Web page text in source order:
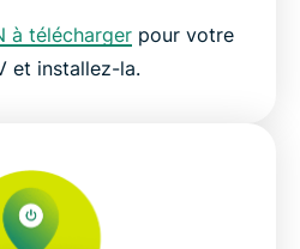
à téléchargerpour votre
et installez-la.